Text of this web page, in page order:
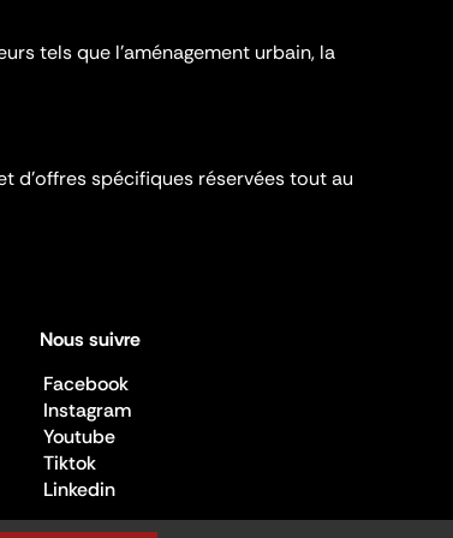
tels que l'aménagement urbain, la
d’offres spécifiques réservées tout au
Nous suivre
Facebook
Instagram
Youtube
Tiktok
Linkedin